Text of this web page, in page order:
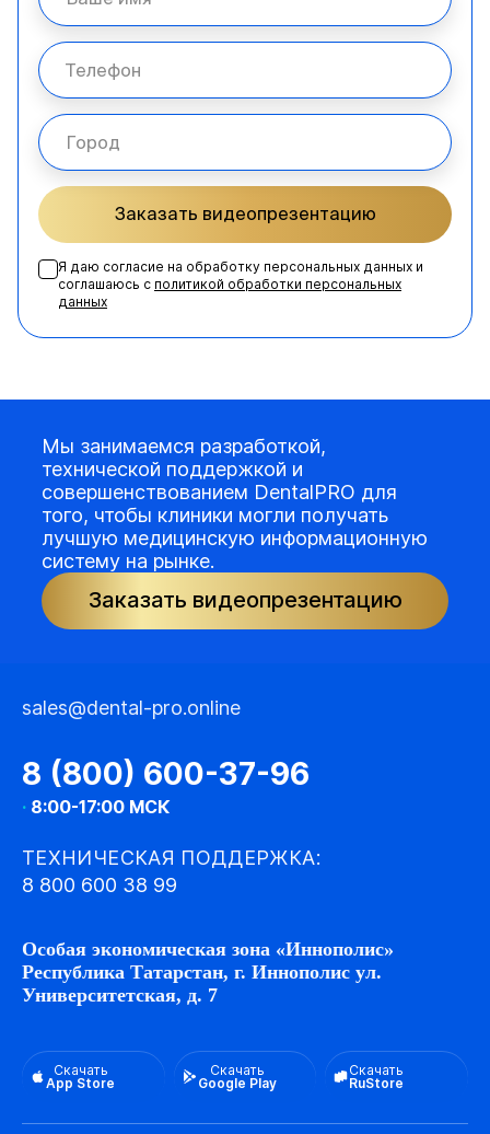
Заказать видеопрезентацию
Я даю согласие на обработку персональных данных и
соглашаюсь с политикой обработки персональных
данных
Мы занимаемся разработкой,
технической поддержкой и
совершенствованием DentalPRO для
того, чтобы клиники могли получать
лучшую медицинскую информационную
систему на рынке.
Заказать видеопрезентацию
sales@dental-pro.online
8 (800) 600-37-96
· 8:00-17:00 МСК
ТЕХНИЧЕСКАЯ ПОДДЕРЖКА:
8 800 600 38 99
Особая экономическая зона «Иннополис»
Республика Татарстан, г. Иннополис ул.
Университетская, д. 7
Скачать
App Store
Скачать
Google Play
Скачать
RuStore